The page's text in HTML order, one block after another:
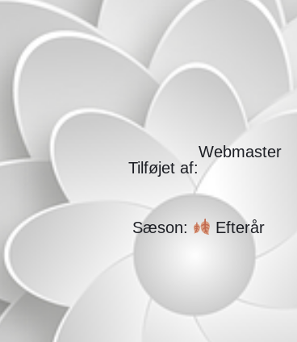
Tilføjet af:
Webmaster
Sæson: Efterår